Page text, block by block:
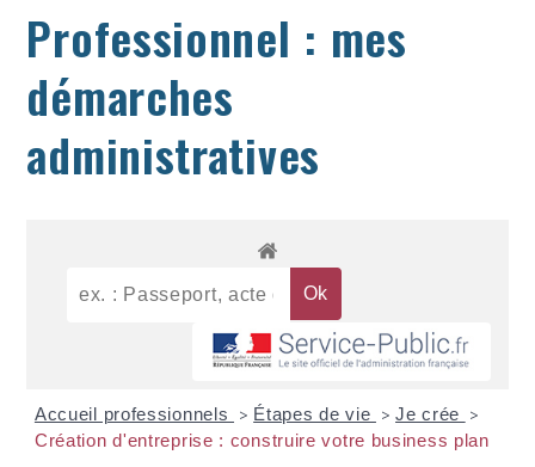
Professionnel : mes
démarches
administratives
Accueil professionnels > Étapes de vie > Je crée >
Création d'entreprise : construire votre business plan